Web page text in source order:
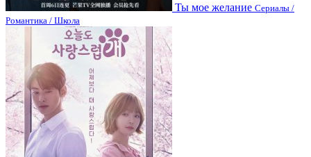
Ты мое желание Сериалы /
Романтика / Школа